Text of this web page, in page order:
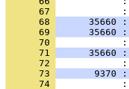
      67
      68
35660
      69
35660
      70
      71
35660 :
      72
      73
9370
      74